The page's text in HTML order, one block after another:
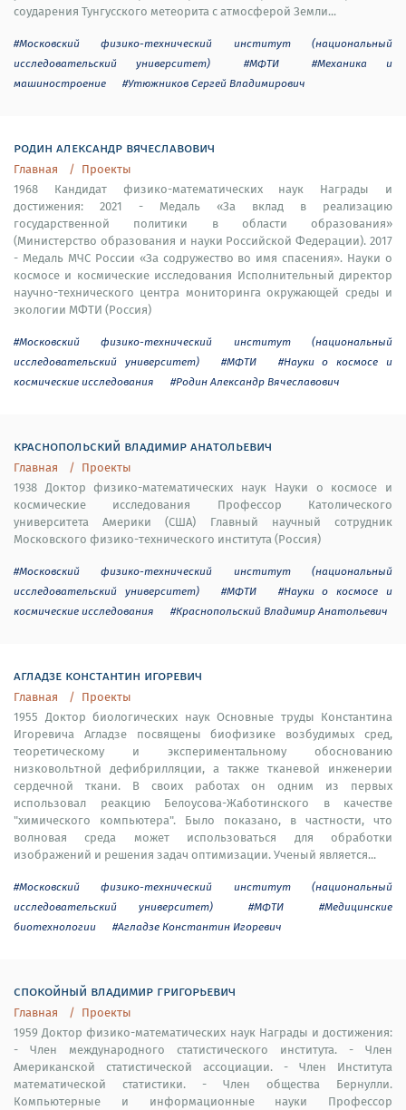
соударения Тунгусского метеорита с атмосферой Земли...
#Московский физико-технический институт (национальный
исследовательский университет)
#МФТИ
#Механика и
машиностроение
#Утюжников Сергей Владимирович
родин александр вячеславович
Главная
Проекты
1968 Кандидат физико-математических наук Награды и
достижения: 2021 - Медаль «За вклад в реализацию
государственной политики в области образования»
(Министерство образования и науки Российской Федерации). 2017
- Медаль МЧС России «За содружество во имя спасения». Науки о
космосе и космические исследования Исполнительный директор
научно-технического центра мониторинга окружающей среды и
экологии МФТИ (Россия)
#Московский физико-технический институт (национальный
исследовательский университет)
#МФТИ
#Науки о космосе и
космические исследования
#Родин Александр Вячеславович
краснопольский владимир анатольевич
Главная
Проекты
1938 Доктор физико-математических наук Науки о космосе и
космические исследования Профессор Католического
университета Америки (США) Главный научный сотрудник
Московского физико-технического института (Россия)
#Московский физико-технический институт (национальный
исследовательский университет)
#МФТИ
#Науки о космосе и
космические исследования
#Краснопольский Владимир Анатольевич
агладзе константин игоревич
Главная
Проекты
1955 Доктор биологических наук Основные труды Константина
Игоревича Агладзе посвящены биофизике возбудимых сред,
теоретическому и экспериментальному обоснованию
низковольтной дефибрилляции, а также тканевой инженерии
сердечной ткани. В своих работах он одним из первых
использовал реакцию Белоусова-Жаботинского в качестве
"химического компьютера". Было показано, в частности, что
волновая среда может использоваться для обработки
изображений и решения задач оптимизации. Ученый является...
#Московский физико-технический институт (национальный
исследовательский университет)
#МФТИ
#Медицинские
биотехнологии
#Агладзе Константин Игоревич
спокойный владимир григорьевич
Главная
Проекты
1959 Доктор физико-математических наук Награды и достижения:
- Член международного статистического института. - Член
Американской статистической ассоциации. - Член Института
математической статистики. - Член общества Бернулли.
Компьютерные и информационные науки Профессор